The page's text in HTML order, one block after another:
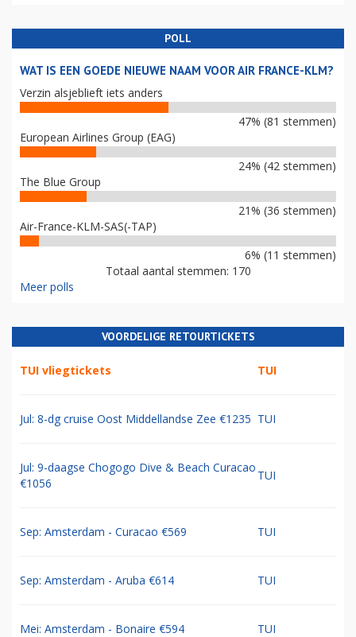
POLL
WAT IS EEN GOEDE NIEUWE NAAM VOOR AIR FRANCE-KLM?
Verzin alsjeblieft iets anders
47% (81 stemmen)
European Airlines Group (EAG)
24% (42 stemmen)
The Blue Group
21% (36 stemmen)
Air-France-KLM-SAS(-TAP)
6% (11 stemmen)
Totaal aantal stemmen: 170
Meer polls
VOORDELIGE RETOURTICKETS
TUI vliegtickets TUI
Jul: 8-dg cruise Oost Middellandse Zee €1235 TUI
Jul: 9-daagse Chogogo Dive & Beach Curacao
€1056
TUI
Sep: Amsterdam - Curacao €569 TUI
Sep: Amsterdam - Aruba €614 TUI
Mei: Amsterdam - Bonaire €594 TUI